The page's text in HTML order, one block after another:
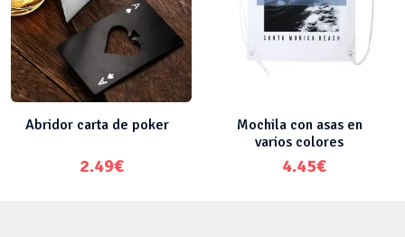
Abridor carta de poker
2.49€
Mochila con asas en
varios colores
4.45€